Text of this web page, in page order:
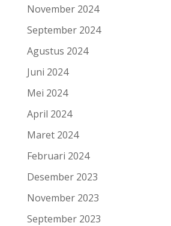
November 2024
September 2024
Agustus 2024
Juni 2024
Mei 2024
April 2024
Maret 2024
Februari 2024
Desember 2023
November 2023
September 2023